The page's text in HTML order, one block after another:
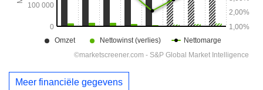
Meer financiële gegevens